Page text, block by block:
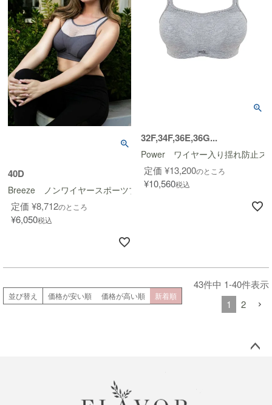
40D
Breeze ノンワイヤースポーツブラ
定価 ¥8,712のところ
¥6,050税込
32F,34F,36E,36G...
Power ワイヤー入り揺れ防止ス
定価 ¥13,200のところ
¥10,560税込
並び替え 価格が安い順 価格が高い順 新着順
43件中 1-40件表示
1
2